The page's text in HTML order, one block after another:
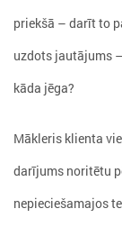
priekšā – darīt to
uzdots jautājums
kāda jēga?
Mākleris klienta
darījums noritētu
nepieciešamajos